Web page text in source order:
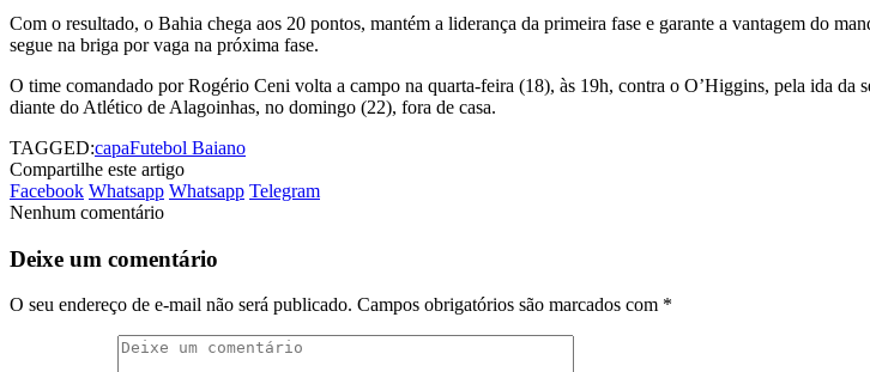
Com o resultado, o Bahia chega aos 20 pontos, mantém a liderança da primeira fase e garante a vantagem do
segue na briga por vaga na próxima fase.
O time comandado por Rogério Ceni volta a campo na quarta-feira (18), às 19h, contra o O’Higgins, pela ida
diante do Atlético de Alagoinhas, no domingo (22), fora de casa.
TAGGED:capaFutebol Baiano
Compartilhe este artigo
Facebook Whatsapp Whatsapp Telegram
Nenhum comentário
Deixe um comentário
O seu endereço de e-mail não será publicado. Campos obrigatórios são marcados com *